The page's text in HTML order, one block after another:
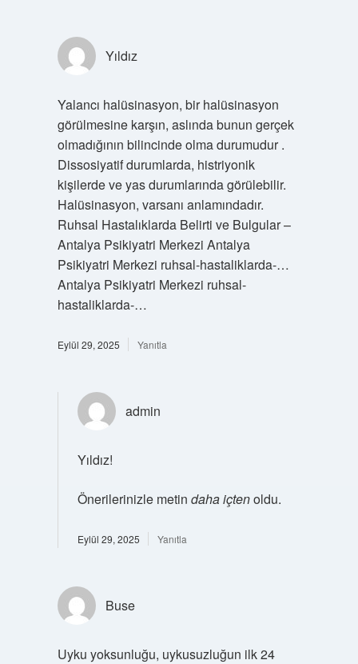
Yıldız
Yalancı halüsinasyon, bir halüsinasyon
görülmesine karşın, aslında bunun gerçek
olmadığının bilincinde olma durumudur .
Dissosiyatif durumlarda, histriyonik
kişilerde ve yas durumlarında görülebilir.
Halüsinasyon, varsanı anlamındadır.
Ruhsal Hastalıklarda Belirti ve Bulgular –
Antalya Psikiyatri Merkezi Antalya
Psikiyatri Merkezi ruhsal-hastaliklarda-…
Antalya Psikiyatri Merkezi ruhsal-
hastaliklarda-…
Eylül 29, 2025 Yanıtla
admin
Yıldız!
Önerilerinizle metin daha içtenoldu.
Eylül 29, 2025 Yanıtla
Buse
Uyku yoksunluğu, uykusuzluğun ilk 24